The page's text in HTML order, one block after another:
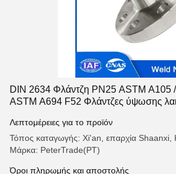
DIN 2634 Φλάντζη PN25 ASTM A105
ASTM A694 F52 Φλάντζες ύψωσης
Λεπτομέρειες για το προϊόν
Τόπος καταγωγής: Xi'an, επαρχία Shaanxi,
Μάρκα: PeterTrade(PT)
Όροι πληρωμής και αποστολής